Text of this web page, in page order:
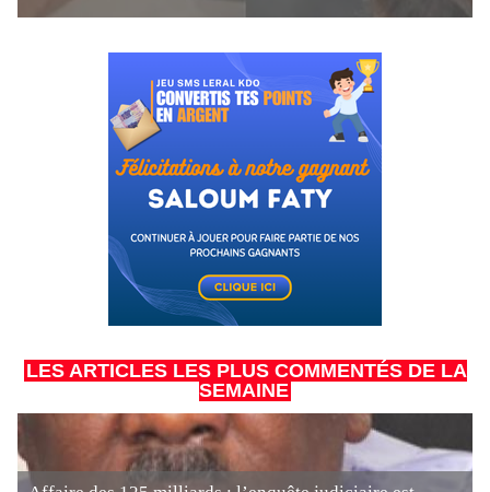
LES ARTICLES LES PLUS COMMENTÉS DE LA
SEMAINE